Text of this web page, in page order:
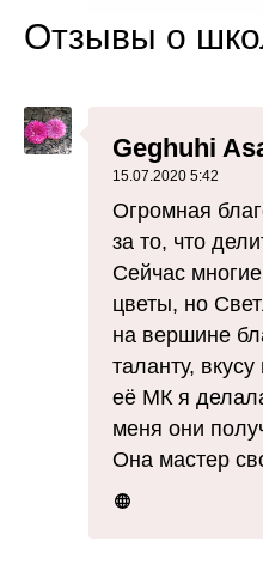
Отзывы о
Geghuhi
15.07.2020 5:42
Огромная
за то, что
Сейчас
цветы, но
на вершине
таланту,
её МК я
меня они
Она мастер